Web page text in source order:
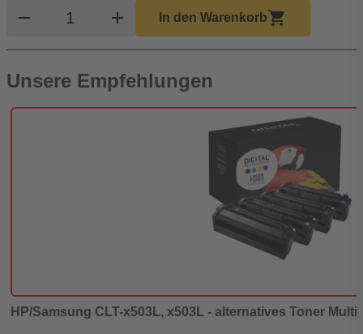
remove Produkt Warenkorb Menge
add In den Warenkorbshopping_cart
Unsere Empfehlungen
HP/Samsung CLT-x503L, x503L - alternatives Toner